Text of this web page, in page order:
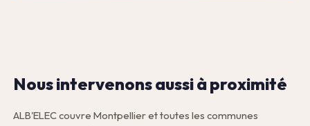
Nous intervenons aussi à proximité
ALB'ELEC couvre Montpellier et toutes les communes